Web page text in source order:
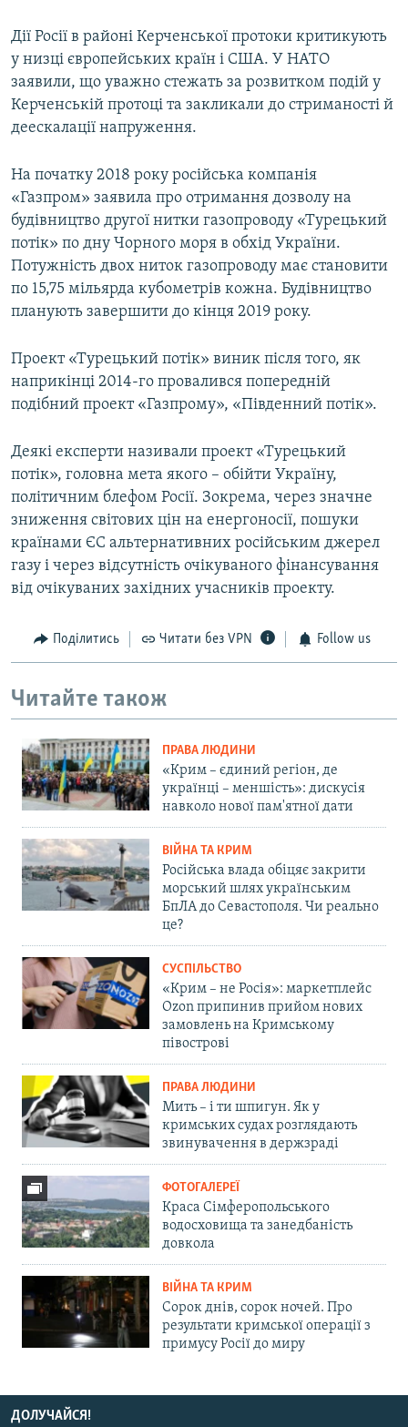
Дії Росії в районі Керченської протоки критикують
у низці європейських країн і США. У НАТО
заявили, що уважно стежать за розвитком подій у
Керченській протоці та закликали до стриманості й
деескалації напруження.
На початку 2018 року російська компанія
«Газпром» заявила про отримання дозволу на
будівництво другої нитки газопроводу «Турецький
потік» по дну Чорного моря в обхід України.
Потужність двох ниток газопроводу має становити
по 15,75 мільярда кубометрів кожна. Будівництво
планують завершити до кінця 2019 року.
Проект «Турецький потік» виник після того, як
наприкінці 2014-го провалився попередній
подібний проект «Газпрому», «Південний потік».
Деякі експерти називали проект «Турецький
потік», головна мета якого – обійти Україну,
політичним блефом Росії. Зокрема, через значне
зниження світових цін на енергоносії, пошуки
країнами ЄС альтернативних російським джерел
газу і через відсутність очікуваного фінансування
від очікуваних західних учасників проекту.
Поділитись Читати без VPN Follow us
Читайте також
ПРАВА ЛЮДИНИ
«Крим – єдиний регіон, де
українці – меншість»: дискусія
навколо нової пам'ятної дати
ВІЙНА ТА КРИМ
Російська влада обіцяє закрити
морський шлях українським
БпЛА до Севастополя. Чи реально
це?
СУСПІЛЬСТВО
«Крим – не Росія»: маркетплейс
Ozon припинив прийом нових
замовлень на Кримському
півострові
ПРАВА ЛЮДИНИ
Мить – і ти шпигун. Як у
кримських судах розглядають
звинувачення в держзраді
ФОТОГАЛЕРЕЇ
Краса Сімферопольського
водосховища та занедбаність
довкола
ВІЙНА ТА КРИМ
Сорок днів, сорок ночей. Про
результати кримської операції з
примусу Росії до миру
ДОЛУЧАЙСЯ!